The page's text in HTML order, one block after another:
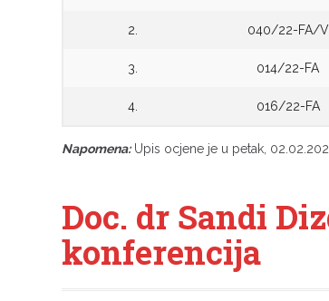
2. 040/22-FA/V
3. 014/22-FA
4. 016/22-FA
Napomena:Upis ocjene je u petak,
Doc. dr Sandi
konferencija